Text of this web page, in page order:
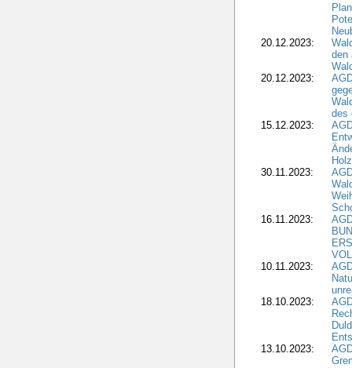
20.12.2023:
den
20.12.2023:
des
15.12.2023:
30.11.2023:
16.11.2023:
10.11.2023:
18.10.2023:
13.10.2023: